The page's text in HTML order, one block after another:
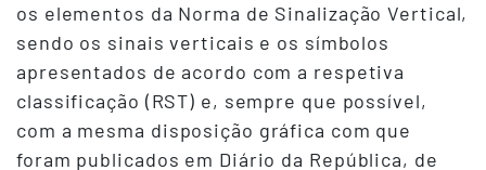
os elementos da Norma de Sinalização Vertical,
sendo os sinais verticais e os símbolos
apresentados de acordo com a respetiva
classificação (RST) e, sempre que possível,
com a mesma disposição gráfica com que
foram publicados em Diário da República, de